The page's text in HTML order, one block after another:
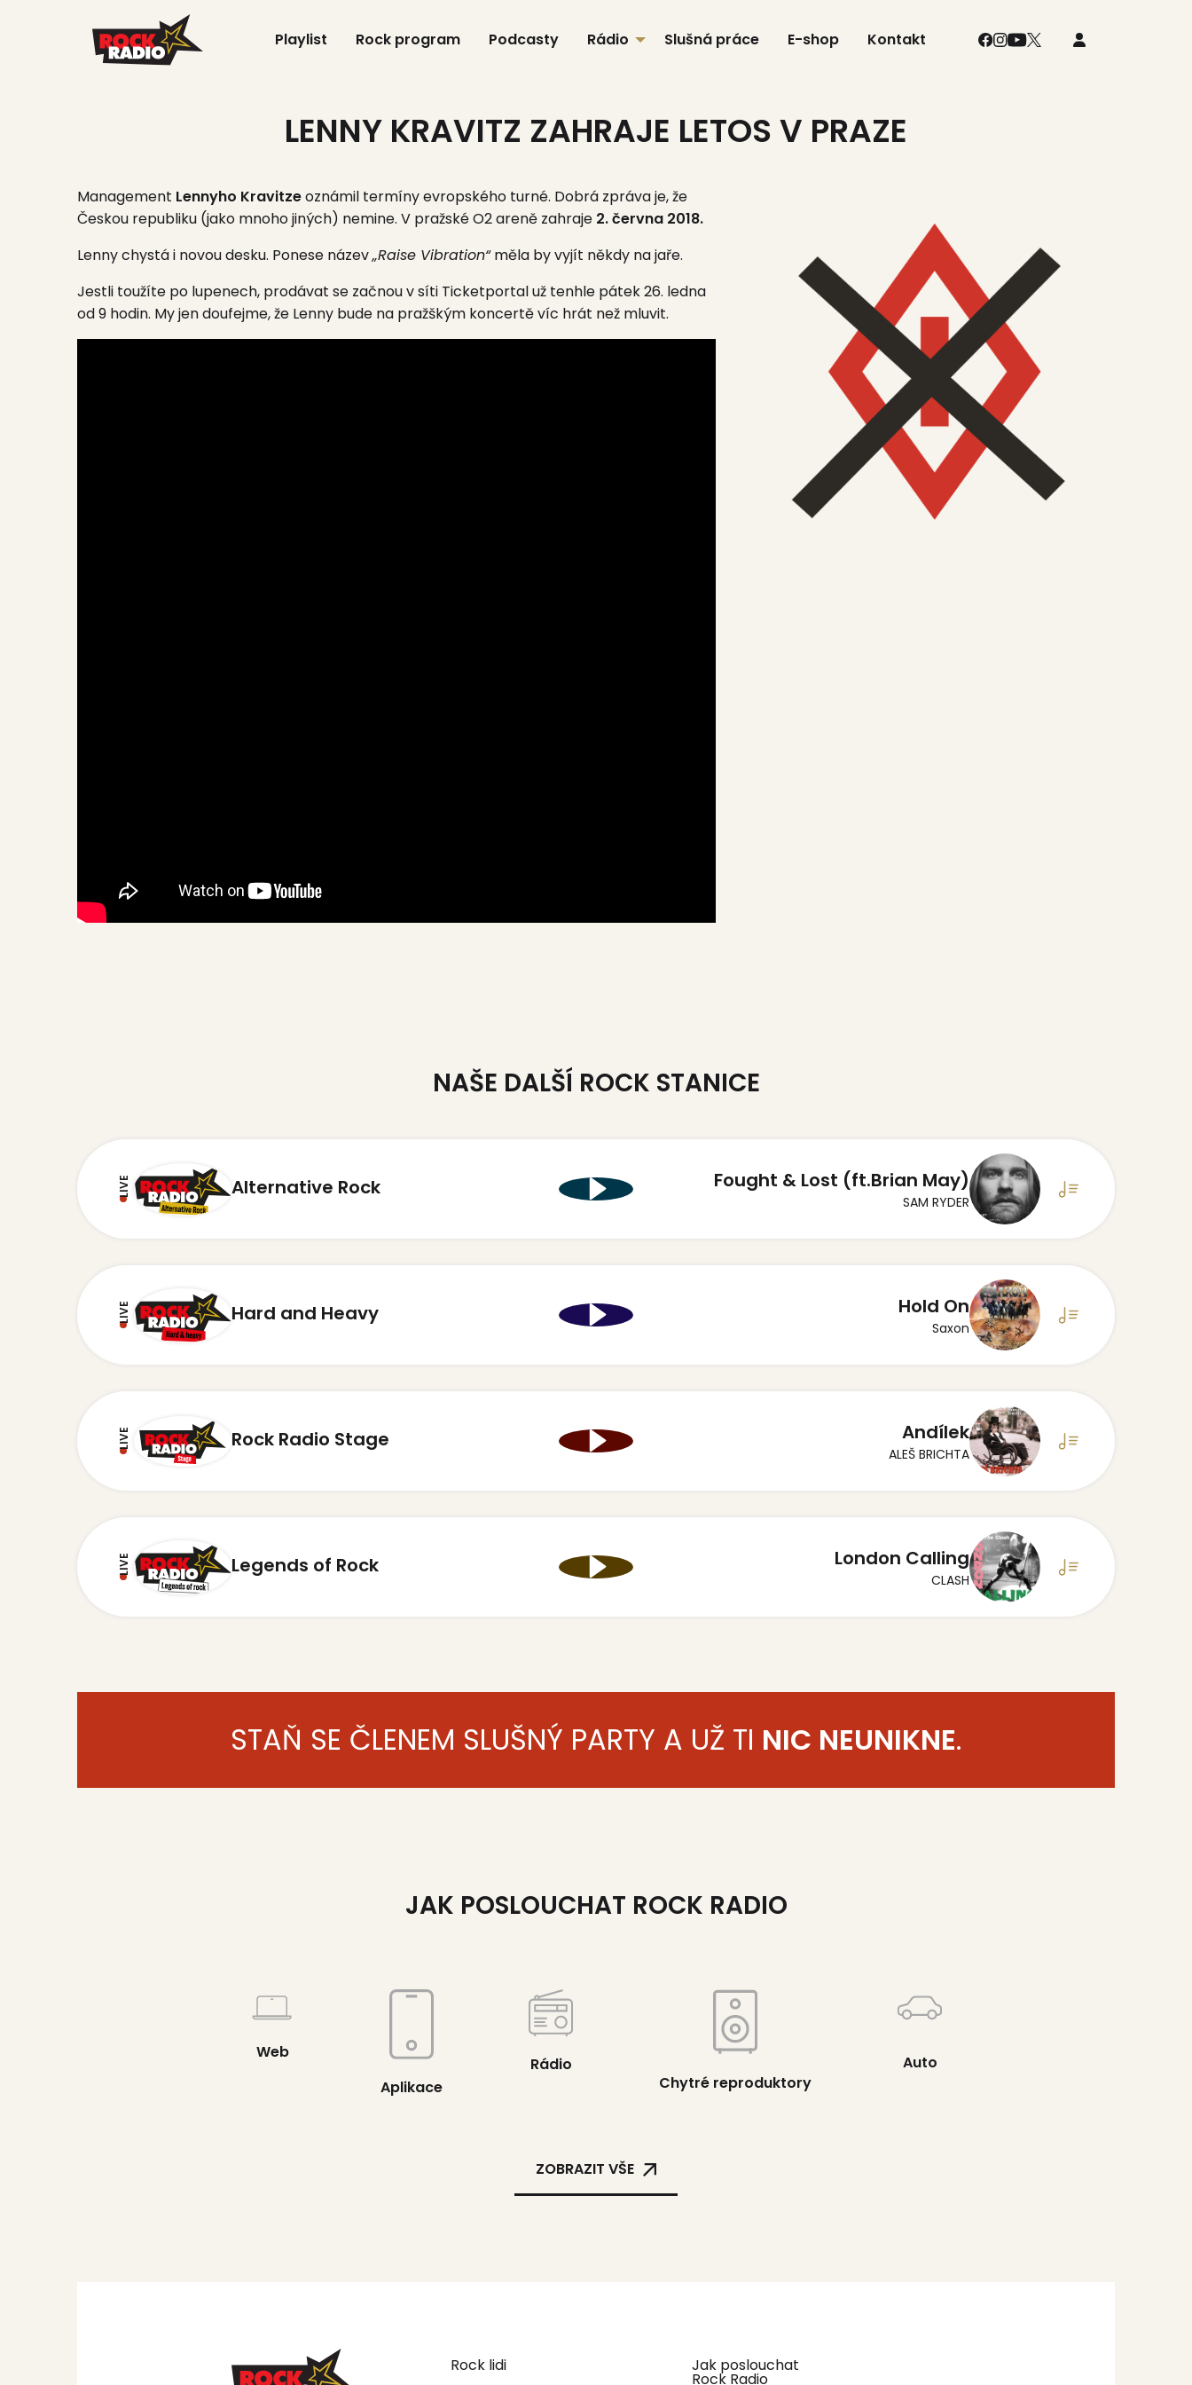
Playlist Rock program Podcasty Rádio Slušná práce E-shop Kontakt
LENNY KRAVITZ ZAHRAJE LETOS V PRAZE
Management Lennyho Kravitzeoznámil termíny evropského turné. Dobrá zpráva je, že
Českou republiku (jako mnoho jiných) nemine. V pražské O2 areně zahraje 2. června 2018.
Lenny chystá i novou desku. Ponese název„Raise Vibration“měla by vyjít někdy na jaře.
Jestli toužíte po lupenech, prodávat se začnou v síti Ticketportal už tenhle pátek 26. ledna
od 9 hodin. My jen doufejme, že Lenny bude na pražškým koncertě víc hrát než mluvit.
NAŠE DALŠÍ ROCK STANICE
LIVE Alternative Rock Fought & Lost (ft.Brian May)
SAM RYDER
LIVE Hard and Heavy Hold On
Saxon
LIVE Rock Radio Stage Andílek
ALEŠ BRICHTA
LIVE Legends of Rock London Calling
CLASH
STAŇ SE ČLENEM SLUŠNÝ PARTY A UŽ TI NIC NEUNIKNE.
JAK POSLOUCHAT ROCK RADIO
Web
Aplikace
Rádio
Chytré reproduktory
Auto
ZOBRAZIT VŠE
Rock lidi Jak poslouchat
Rock Radio